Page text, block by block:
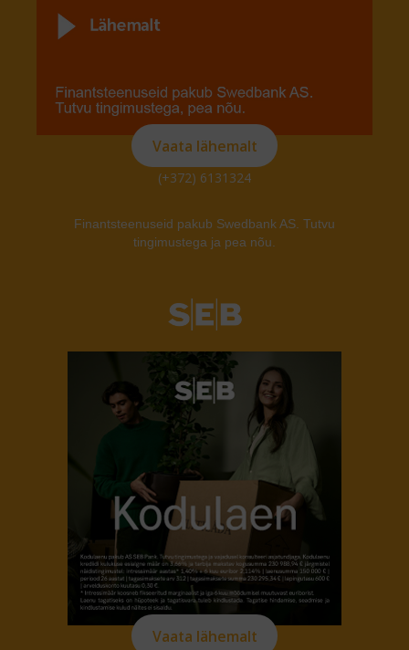
Vaata lähemalt
(+372) 6131324
Finantsteenuseid pakub Swedbank AS. Tutvu
tingimustega ja pea nõu.
Vaata lähemalt